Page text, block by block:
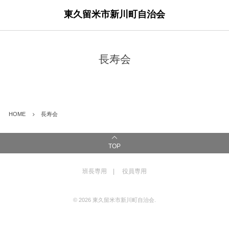
東久留米市新川町自治会
長寿会
HOME 長寿会
TOP
班長専用 役員専用
© 2026 東久留米市新川町自治会